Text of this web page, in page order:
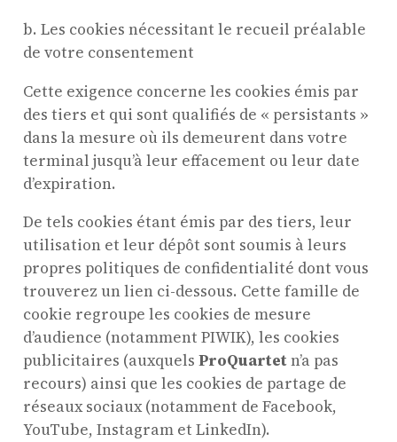
b. Les cookies nécessitant le recueil préalable
de votre consentement
Cette exigence concerne les cookies émis par
des tiers et qui sont qualifiés de « persistants »
dans la mesure où ils demeurent dans votre
terminal jusqu’à leur effacement ou leur date
d’expiration.
De tels cookies étant émis par des tiers, leur
utilisation et leur dépôt sont soumis à leurs
propres politiques de confidentialité dont vous
trouverez un lien ci-dessous. Cette famille de
cookie regroupe les cookies de mesure
d’audience (notamment PIWIK), les cookies
publicitaires (auxquelsProQuartetn’a pas
recours) ainsi que les cookies de partage de
réseaux sociaux (notamment de Facebook,
YouTube, Instagram et LinkedIn).